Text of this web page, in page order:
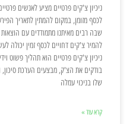
ניכיון צ'קים פרטיים מציע לאנשים
לכסף מזומן, במקום להמתין לתאריך
שבה רבים מאיתנו מתמודדים עם הוצאות
להמיר צ'קים דחויים לכסף זמין יכולה
ניכיון צ'קים פרטיים הוא תהליך פשוט
בודקים את הצ'ק, מבצעים הערכת
שלו בניכוי עמלה
קרא עוד »